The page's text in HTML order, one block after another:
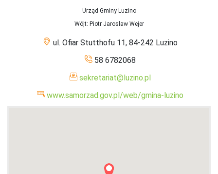
Urząd Gminy Luzino
Wójt: Piotr Jarosław Wejer
ul. Ofiar Stutthofu 11, 84-242 Luzino
58 6782068
sekretariat@luzino.pl
www.samorzad.gov.pl/web/gmina-luzino